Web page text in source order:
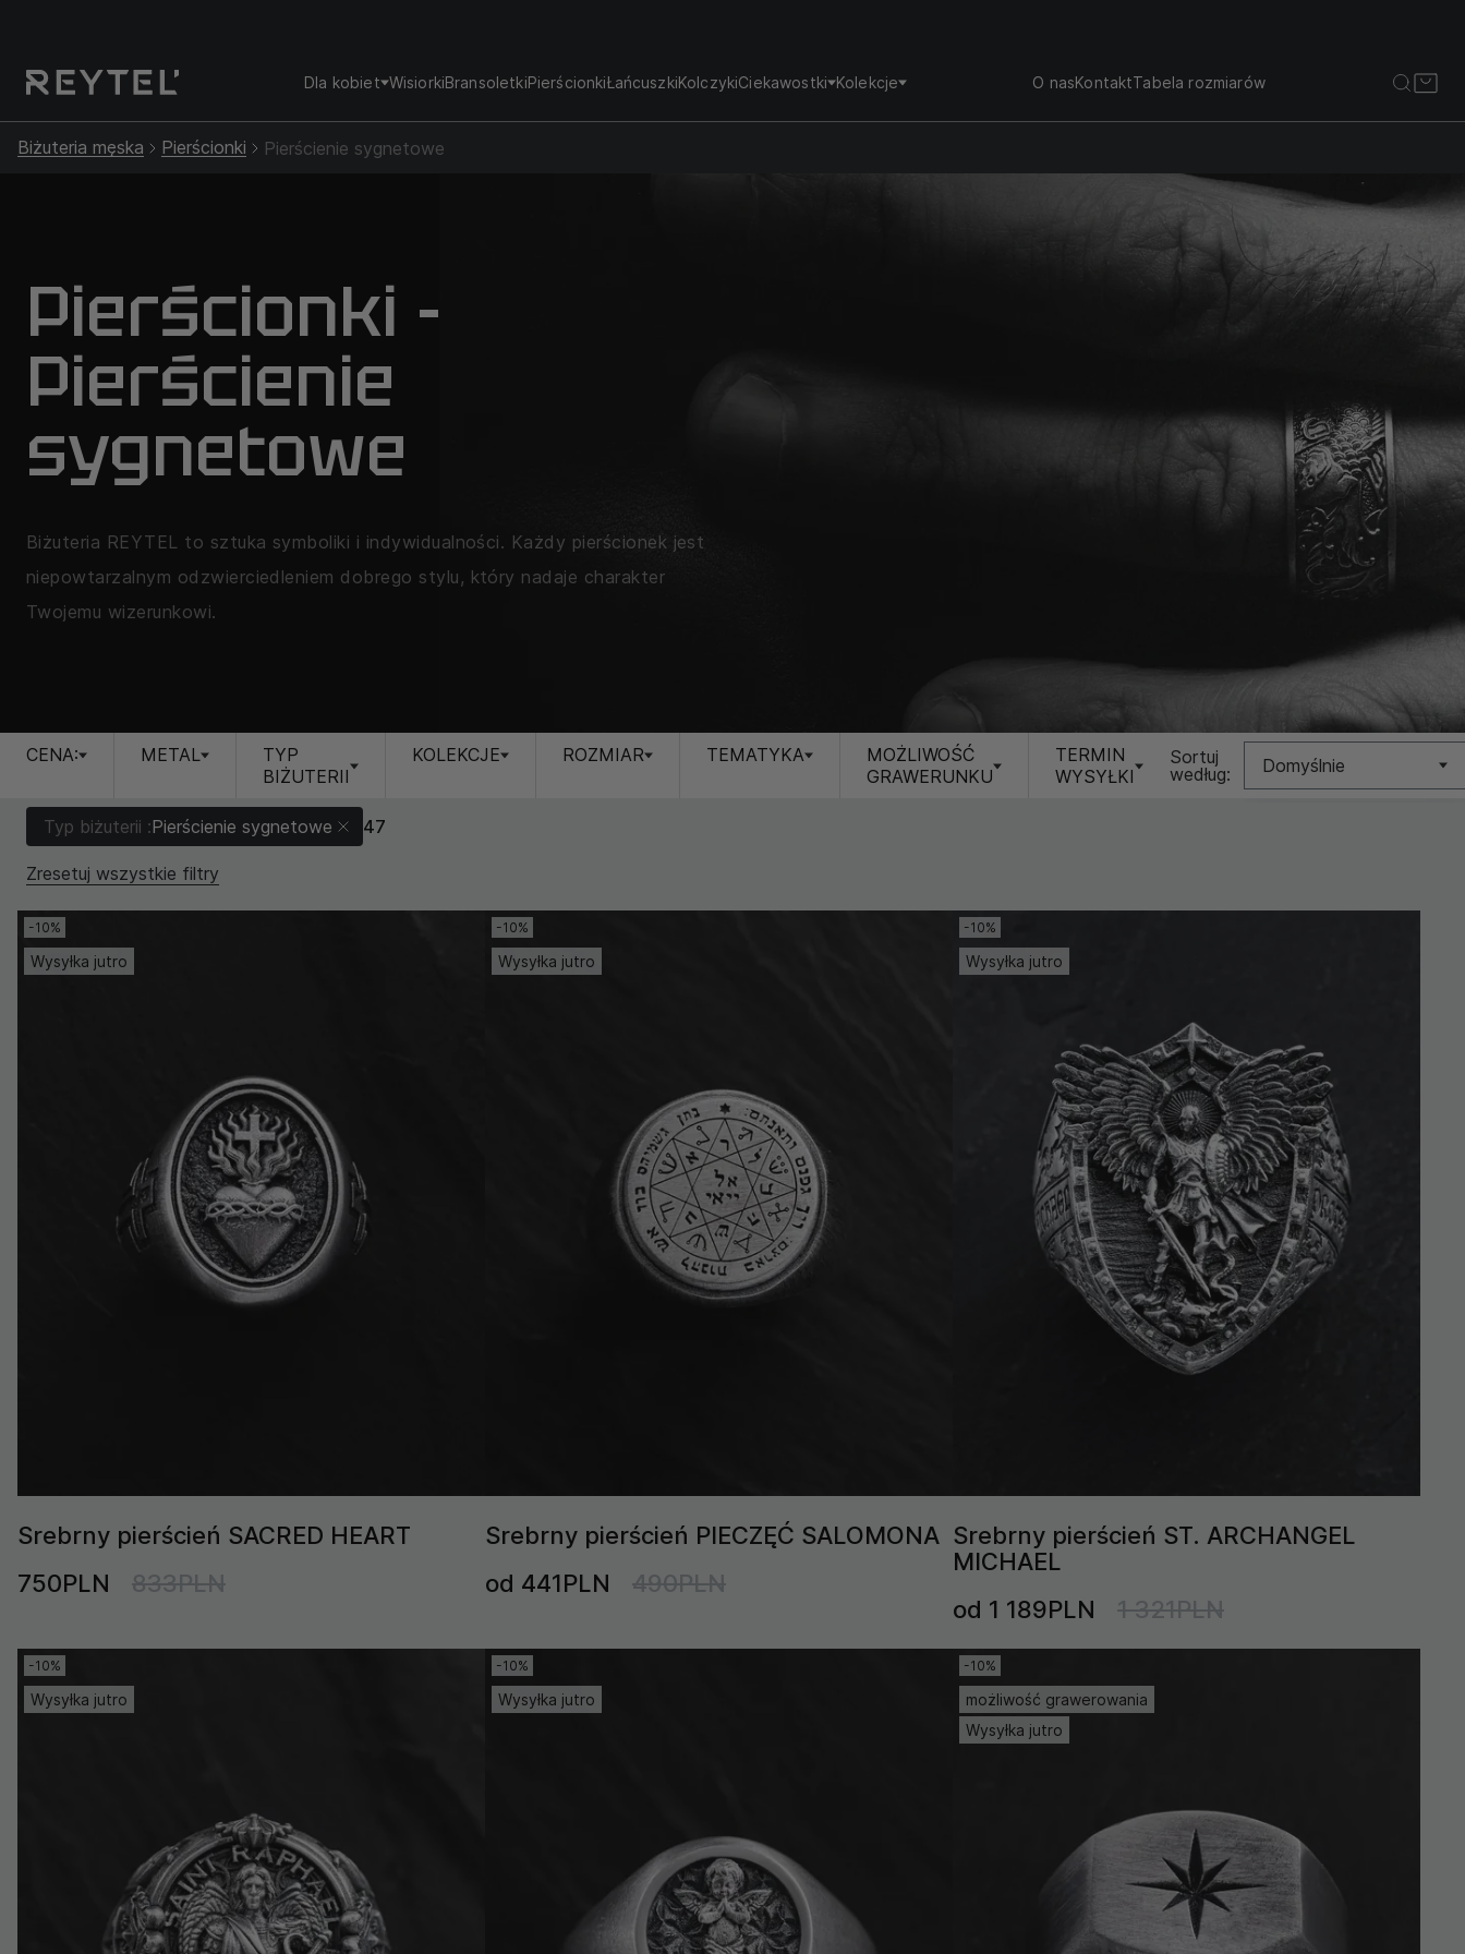
Dla kobiet WisiorkiBransoletkiPierścionkiŁańcuszkiKolczykiCiekawostki Kolekcje O nasKontaktTabela rozmiarów
Biżuteria męska Pierścionki Pierścienie sygnetowe
Pierścionki -
Pierścienie
sygnetowe
Biżuteria REYTEL to sztuka symboliki i indywidualności. Każdy pierścionek jest
niepowtarzalnym odzwierciedleniem dobrego stylu, który nadaje charakter
Twojemu wizerunkowi.
CENA: METAL
TYP
BIŻUTERII
KOLEKCJE ROZMIAR TEMATYKA
MOŻLIWOŚĆ
GRAWERUNKU
TERMIN
WYSYŁKI
Sortuj
według:
Domyślnie
Typ biżuterii :Pierścienie sygnetowe 47
Zresetuj wszystkie filtry
-10%
Wysyłka jutro
Srebrny pierścień SACRED HEART
750PLN
833PLN
-10%
Wysyłka jutro
Srebrny pierścień PIECZĘĆ SALOMONA
od 441PLN
490PLN
-10%
Wysyłka jutro
Srebrny pierścień ST. ARCHANGEL
MICHAEL
od 1 189PLN
1 321PLN
-10%
Wysyłka jutro
-10%
Wysyłka jutro
-10%
możliwość grawerowania
Wysyłka jutro